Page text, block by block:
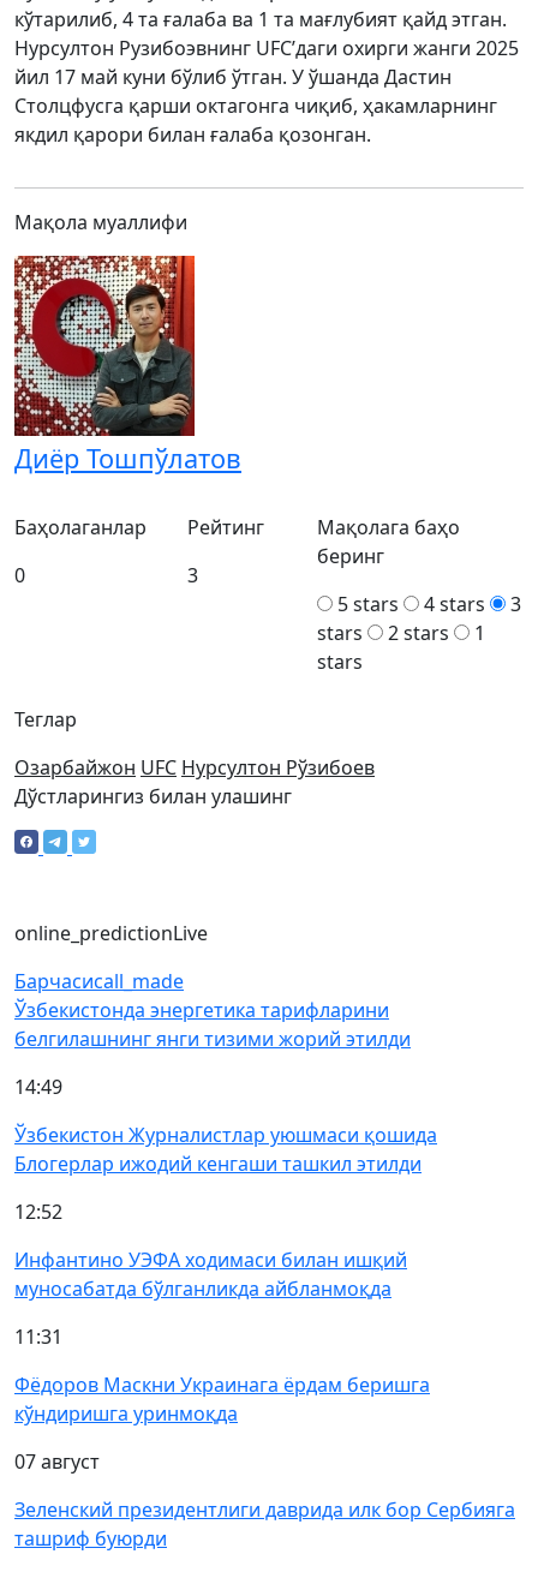
кўтарилиб, 4 та ғалаба ва 1 та мағлубият қайд этган.
Нурсултон Рузибоэвнинг UFC’даги охирги жанги 2025
йил 17 май куни бўлиб ўтган. У ўшанда Дастин
Столцфусга қарши октагонга чиқиб, ҳакамларнинг
якдил қарори билан ғалаба қозонган.
Мақола муаллифи
Диёр Тошпўлатов
Теглар
Озарбайжон UFC Нурсултон Рўзибоев
Баҳолаганлар
0
Рейтинг
3
Мақолага баҳо
беринг
5 stars
4 stars
3
stars
2 stars
1
stars
Дўстларингиз билан улашинг
online_predictionLive
Барчасиcall_made
Ўзбекистонда энергетика тарифларини
белгилашнинг янги тизими жорий этилди
14:49
Ўзбекистон Журналистлар уюшмаси қошида
Блогерлар ижодий кенгаши ташкил этилди
12:52
Инфантино УЭФА ходимаси билан ишқий
муносабатда бўлганликда айбланмоқда
11:31
Фёдоров Маскни Украинага ёрдам беришга
кўндиришга уринмоқда
07 август
Зеленский президентлиги даврида илк бор Сербияга
ташриф буюрди